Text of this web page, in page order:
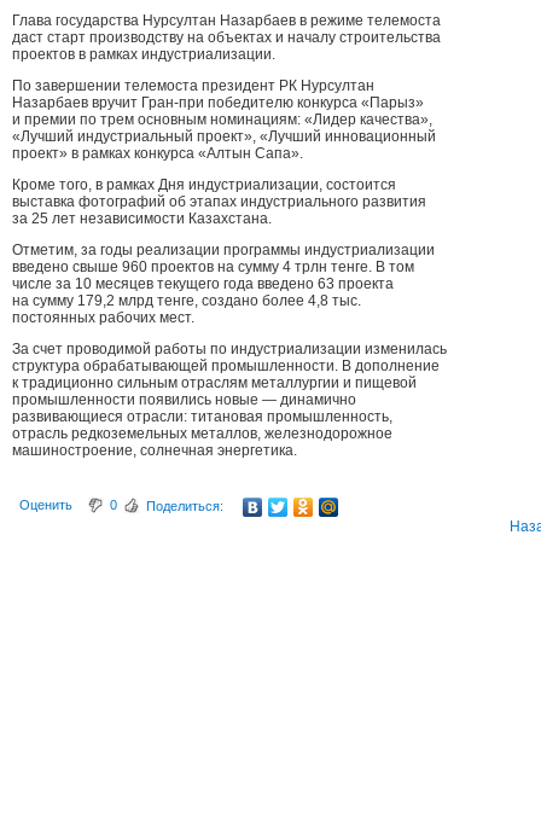
Глава государства Нурсултан Назарбаев в режиме телемоста
даст старт производству на объектах и началу строительства
проектов в рамках индустриализации.
По завершении телемоста президент РК Нурсултан
Назарбаев вручит Гран-при победителю конкурса «Парыз»
и премии по трем основным номинациям: «Лидер качества»,
«Лучший индустриальный проект», «Лучший инновационный
проект» в рамках конкурса «Алтын Сапа».
Кроме того, в рамках Дня индустриализации, состоится
выставка фотографий об этапах индустриального развития
за 25 лет независимости Казахстана.
Отметим, за годы реализации программы индустриализации
введено свыше 960 проектов на сумму 4 трлн тенге. В том
числе за 10 месяцев текущего года введено 63 проекта
на сумму 179,2 млрд тенге, создано более 4,8 тыс.
постоянных рабочих мест.
За счет проводимой работы по индустриализации изменилась
структура обрабатывающей промышленности. В дополнение
к традиционно сильным отраслям металлургии и пищевой
промышленности появились новые — динамично
развивающиеся отрасли: титановая промышленность,
отрасль редкоземельных металлов, железнодорожное
машиностроение, солнечная энергетика.
Оценить 0 Поделиться: